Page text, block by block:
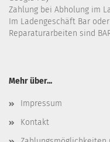
Zahlung bei Abholung im
Im Ladengeschäft Bar oder
Reparaturarbeiten sind
Mehr über...
Impressum
Kontakt